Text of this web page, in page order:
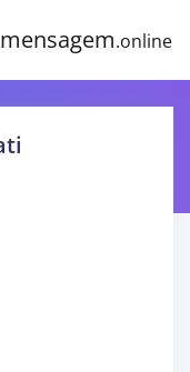
mensagem.online